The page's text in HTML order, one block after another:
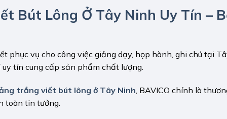
Bút Lông Ở Tây Ninh Uy Tín –
phục vụ cho công việc giảng dạy, họp hành, ghi chú tại
tín cung cấp sản phẩm chất lượng.
trắng viết bút lông ở Tây Ninh, BAVICO chính là
toàn tin tưởng.